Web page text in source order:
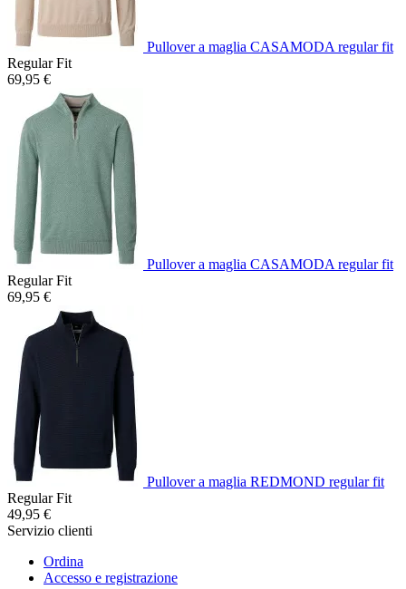
Pullover a maglia CASAMODA regular fit
Regular Fit
69,95 €
Pullover a maglia CASAMODA regular fit
Regular Fit
69,95 €
Pullover a maglia REDMOND regular fit
Regular Fit
49,95 €
Servizio clienti
Ordina
Accesso e registrazione